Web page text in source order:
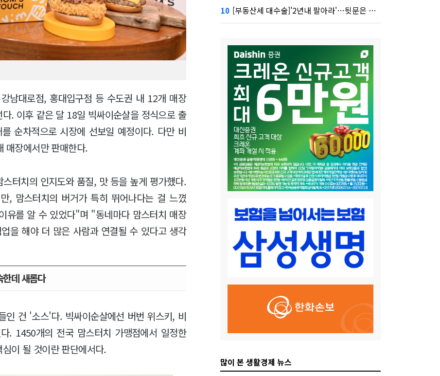
남대로점, 홍대입구점 등 수도권 내 12개 매장
. 이후 같은 달 18일 빅싸이순살을 정식으로 출
순차적으로 시장에 선보일 예정이다. 다만 비
매장에서만 판매한다.
터치의 인지도와 품질, 맛 등을 높게 평가했다.
, 맘스터치의 버거가 특히 뛰어나다는 걸 느꼈
유를 알 수 있었다"며 "동네마다 맘스터치 매장
을 해야 더 많은 사람과 연결될 수 있다고 생각
한데 새롭다
인 건 '소스'다. 빅싸이순살에선 버번 위스키, 비
. 1450개의 전국 맘스터치 가맹점에서 일정한
이 될 것이란 판단에서다.
10 [부동산세 대수술]'2년내 팔아라'…뒷문은 열었다
많이 본 생활경제 뉴스